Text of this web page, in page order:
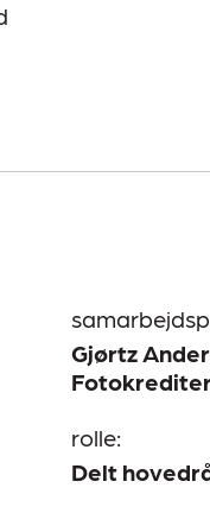
Gjørtz
rolle:
Delt